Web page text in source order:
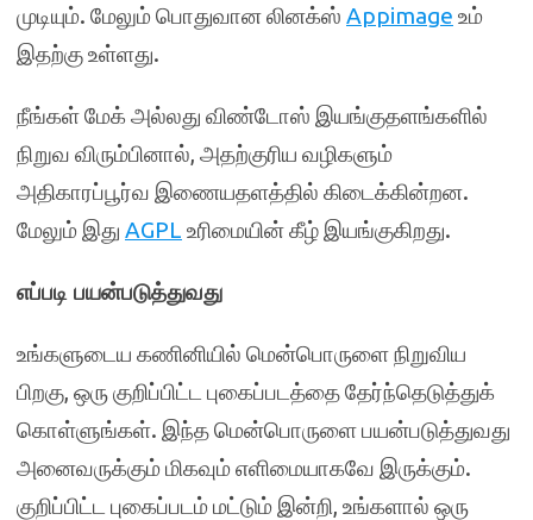
முடியும். மேலும் பொதுவான லினக்ஸ் Appimage உம்
இதற்கு உள்ளது.
நீங்கள் மேக் அல்லது விண்டோஸ் இயங்குதளங்களில்
நிறுவ விரும்பினால், அதற்குரிய வழிகளும்
அதிகாரப்பூர்வ இணையதளத்தில் கிடைக்கின்றன.
மேலும் இது AGPL உரிமையின் கீழ் இயங்குகிறது.
எப்படி பயன்படுத்துவது
உங்களுடைய கணினியில் மென்பொருளை நிறுவிய
பிறகு, ஒரு குறிப்பிட்ட புகைப்படத்தை தேர்ந்தெடுத்துக்
கொள்ளுங்கள். இந்த மென்பொருளை பயன்படுத்துவது
அனைவருக்கும் மிகவும் எளிமையாகவே இருக்கும்.
குறிப்பிட்ட புகைப்படம் மட்டும் இன்றி, உங்களால் ஒரு